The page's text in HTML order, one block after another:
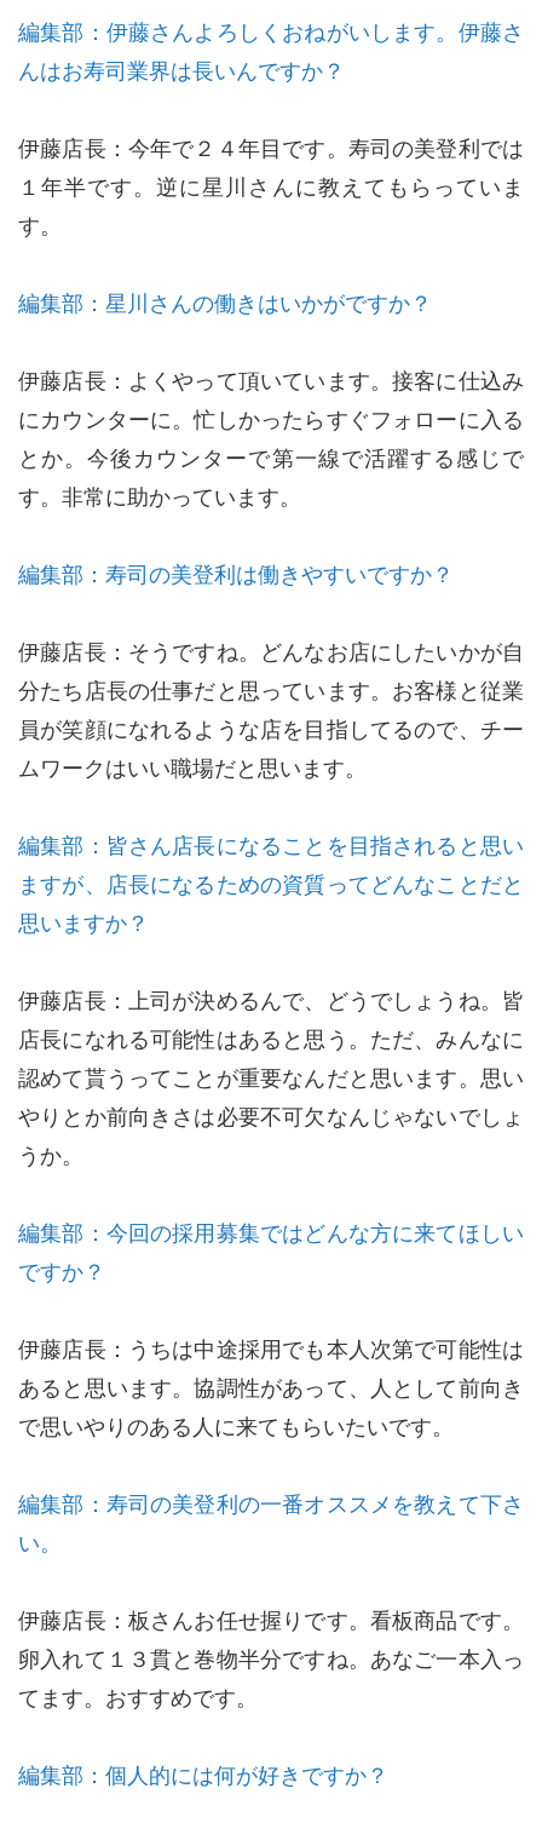
編集部：伊藤さんよろしくおねがいします。伊藤さ
んはお寿司業界は長いんですか？
伊藤店長：今年で２４年目です。寿司の美登利では
１年半です。逆に星川さんに教えてもらっていま
す。
編集部：星川さんの働きはいかがですか？
伊藤店長：よくやって頂いています。接客に仕込み
にカウンターに。忙しかったらすぐフォローに入る
とか。今後カウンターで第一線で活躍する感じで
す。非常に助かっています。
編集部：寿司の美登利は働きやすいですか？
伊藤店長：そうですね。どんなお店にしたいかが自
分たち店長の仕事だと思っています。お客様と従業
員が笑顔になれるような店を目指してるので、チー
ムワークはいい職場だと思います。
編集部：皆さん店長になることを目指されると思い
ますが、店長になるための資質ってどんなことだと
思いますか？
伊藤店長：上司が決めるんで、どうでしょうね。皆
店長になれる可能性はあると思う。ただ、みんなに
認めて貰うってことが重要なんだと思います。思い
やりとか前向きさは必要不可欠なんじゃないでしょ
うか。
編集部：今回の採用募集ではどんな方に来てほしい
ですか？
伊藤店長：うちは中途採用でも本人次第で可能性は
あると思います。協調性があって、人として前向き
で思いやりのある人に来てもらいたいです。
編集部：寿司の美登利の一番オススメを教えて下さ
い。
伊藤店長：板さんお任せ握りです。看板商品です。
卵入れて１３貫と巻物半分ですね。あなご一本入っ
てます。おすすめです。
編集部：個人的には何が好きですか？